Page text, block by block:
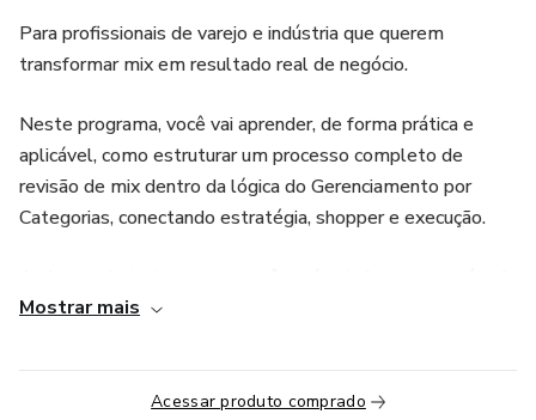
Para profissionais de varejo e indústria que querem
transformar mix em resultado real de negócio.
Neste programa, você vai aprender, de forma prática e
aplicável, como estruturar um processo completo de
revisão de mix dentro da lógica do Gerenciamento por
Categorias, conectando estratégia, shopper e execução.
claro que passa por cinco etapas essenciais: priorização de
definição do sortimento, adaptação para o digital e
construção de planogramas que realmente vendem.
Mostrar mais
Acessar produto comprado